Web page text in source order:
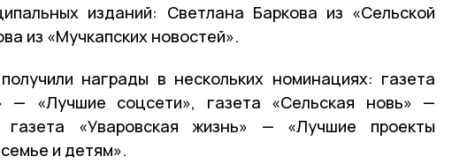
изданий: Светлана Баркова из «Сельской
из «Мучкапских новостей».
награды в нескольких номинациях: газета
— «Лучшие соцсети», газета «Сельская новь» —
газета «Уваровская жизнь» — «Лучшие проекты
и детям».